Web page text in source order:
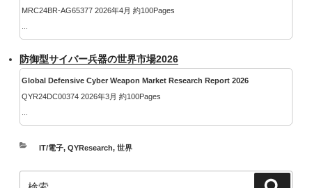
MRC24BR-AG65377 2026年4月 約100Pages
防御型サイバー兵器の世界市場2026
Global Defensive Cyber Weapon Market Research Report 2026
QYR24DC00374 2026年3月 約100Pages
カ
IT/電子, QYResearch, 世界